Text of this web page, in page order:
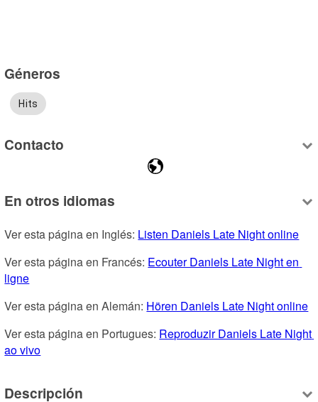
Géneros
Hits
Contacto
En otros idiomas
Ver esta página en Inglés: Listen Daniels Late Night online
Ver esta página en Francés: Ecouter Daniels Late Night en
ligne
Ver esta página en Alemán: Hören Daniels Late Night online
Ver esta página en Portugues: Reproduzir Daniels Late Night
ao vivo
Descripción